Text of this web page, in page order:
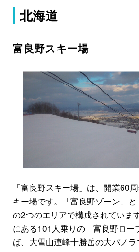
北海道
富良野スキー場
「富良野スキー場」は、開業60
キー場です。「富良野ゾーン」と
の2つのエリアで構成されていま
にある101人乗りの「富良野ロー
ば、大雪山連峰十勝岳の大パノラ